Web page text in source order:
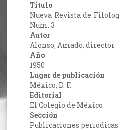
Título
Nueva Revista de
Num. 3
Autor
Alonso, Amado, director
Año
1950
Lugar de publicación
México, D. F.
Editorial
El Colegio de México
Sección
Publicaciones periódicas